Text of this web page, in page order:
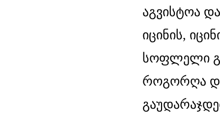
აგვისტოა
იცინის,
სოფლელი
როგორღა